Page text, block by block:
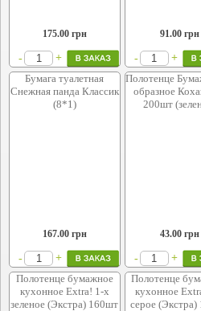
175.00грн
- +
91.00 грн
- +
Бумага туалетная
Снежная панда Классик
(8*1)
167.00грн
- +
Полотенце
образное
200шт
43.00 грн
- +
Полотенце бумажное
кухонное Extra! 1-х
зеленое (Экстра) 160шт
Полотенце
кухонное
серое